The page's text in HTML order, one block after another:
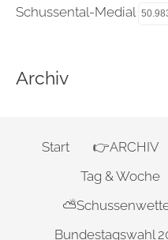
Schussental-Medial
Archiv
Start 👉ARCHIV
Tag & Woche
Bundestagswahl